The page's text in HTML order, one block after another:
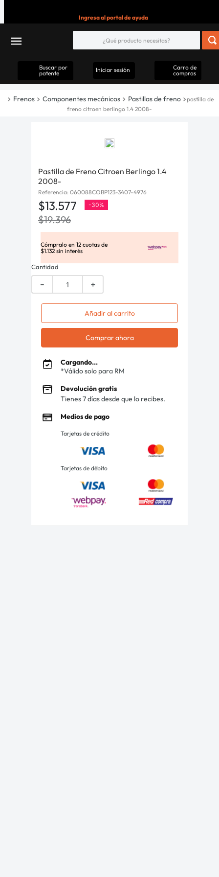
Ingresa al portal de ayuda
Buscar por
patente
Iniciar sesión
Carro de
compras
Frenos Componentes mecánicos Pastillas de freno
pastilla de
freno citroen berlingo 1.4 2008-
Pastilla de Freno Citroen Berlingo 1.4
2008-
Referencia: 060088COBP123-3407-4976
$13.577 -30%
$19.396
Cómpralo en 12 cuotas de
$1.132 sin interés
Cantidad
＋
－
Añadir al carrito
Comprar ahora
Cargando...
*Válido solo para RM
Devolución gratis
Tienes 7 días desde que lo recibes.
Medios de pago
Tarjetas de crédito
Tarjetas de débito